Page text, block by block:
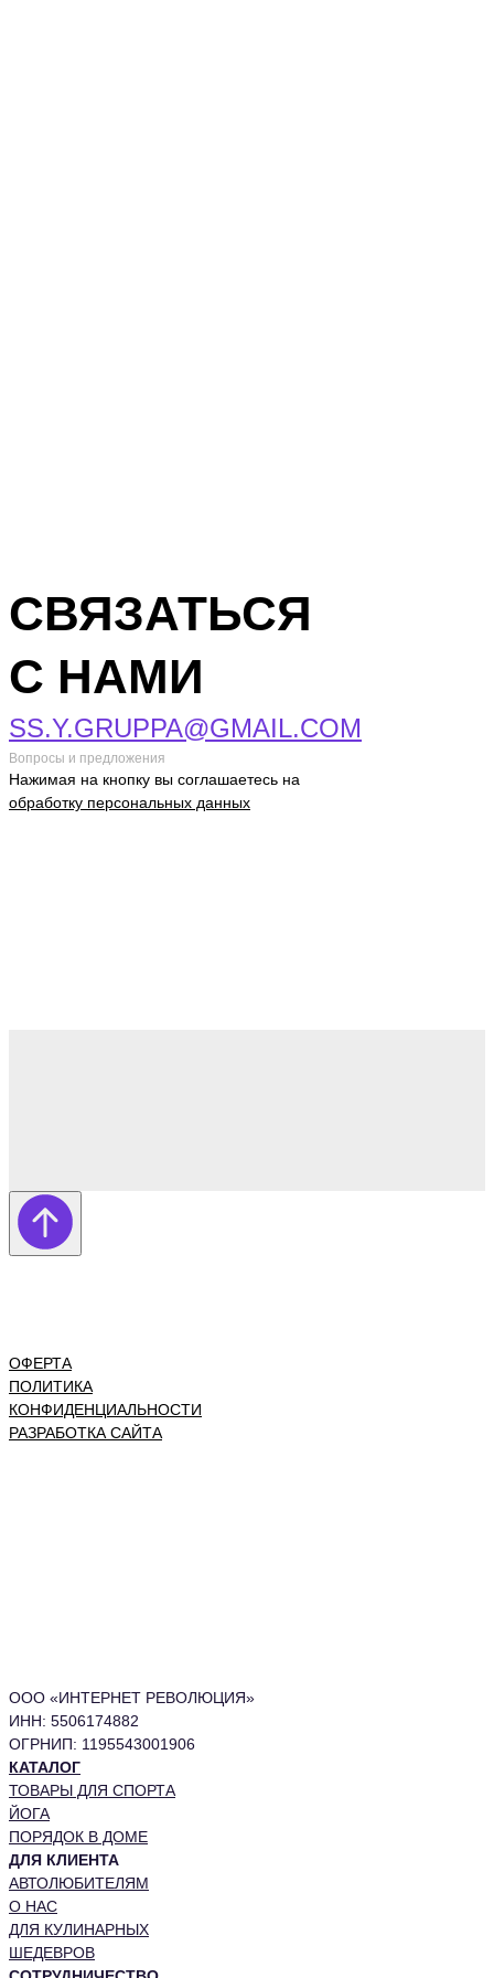
СВЯЗАТЬСЯ
С НАМИ
SS.Y.GRUPPA@GMAIL.COM
Вопросы и предложения
Нажимая на кнопку вы соглашаетесь на
обработку персональных данных
ООО «ИНТЕРНЕТ РЕВОЛЮЦИЯ»
ИНН: 5506174882
ОГРНИП: 1195543001906
КАТАЛОГ
ТОВАРЫ ДЛЯ СПОРТА
ЙОГА
ПОРЯДОК В ДОМЕ
ДЛЯ КЛИЕНТА
АВТОЛЮБИТЕЛЯМ
О НАС
ДЛЯ КУЛИНАРНЫХ
ШЕДЕВРОВ
ОФЕРТА
ПОЛИТИКА
КОНФИДЕНЦИАЛЬНОСТИ
РАЗРАБОТКА САЙТА